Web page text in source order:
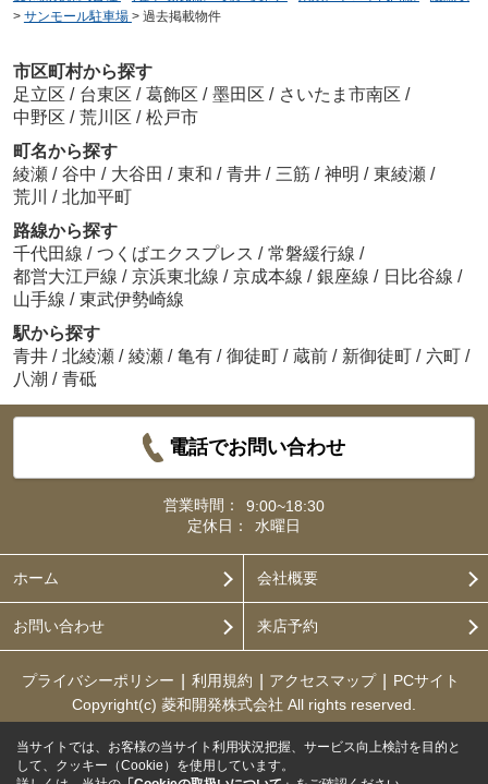
> サンモール駐車場 > 過去掲載物件
市区町村から探す
足立区 / 台東区 / 葛飾区 / 墨田区 / さいたま市南区 /
中野区 / 荒川区 / 松戸市
町名から探す
綾瀬 / 谷中 / 大谷田 / 東和 / 青井 / 三筋 / 神明 / 東綾瀬 /
荒川 / 北加平町
路線から探す
千代田線 / つくばエクスプレス / 常磐緩行線 /
都営大江戸線 / 京浜東北線 / 京成本線 / 銀座線 / 日比谷線 /
山手線 / 東武伊勢崎線
駅から探す
青井 / 北綾瀬 / 綾瀬 / 亀有 / 御徒町 / 蔵前 / 新御徒町 / 六町 /
八潮 / 青砥
電話でお問い合わせ
営業時間：
9:00~18:30
定休日：
水曜日
ホーム 会社概要
お問い合わせ 来店予約
プライバシーポリシー 利用規約 アクセスマップ
PCサイト
Copyright(c) 菱和開発株式会社 All rights reserved.
当サイトでは、お客様の当サイト利用状況把握、サービス向上検討を目的と
して、クッキー（Cookie）を使用しています。